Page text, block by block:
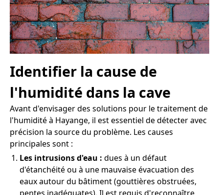
Identifier la cause de
l'humidité dans la cave
Avant d'envisager des solutions pour le traitement de
l'humidité à Hayange, il est essentiel de détecter avec
précision la source du problème. Les causes
principales sont :
Les intrusions d'eau : dues à un défaut
d'étanchéité ou à une mauvaise évacuation des
eaux autour du bâtiment (gouttières obstruées,